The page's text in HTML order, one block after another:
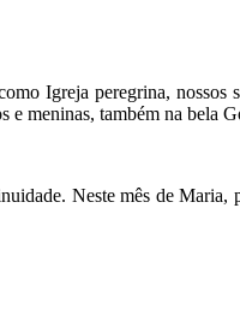
Igreja peregrina, nossos
e meninas, também na bela
Neste mês de